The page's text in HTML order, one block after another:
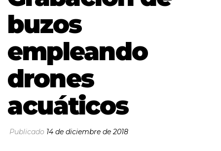
buzos
empleando
drones
acuáticos
Publicado 14 de diciembre de 2018